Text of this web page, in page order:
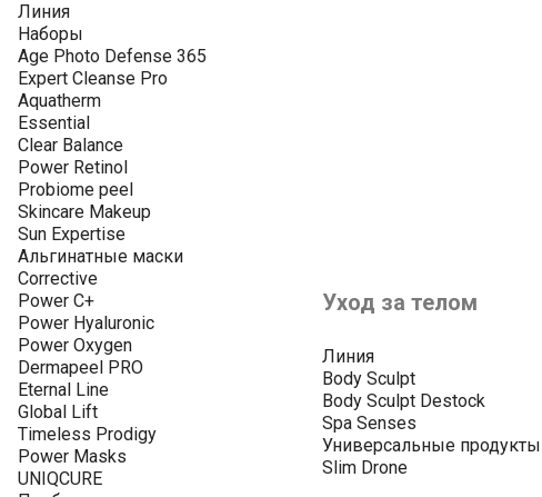
Линия
Наборы
Age Photo Defense 365
Expert Cleanse Pro
Aquatherm
Essential
Clear Balance
Power Retinol
Probiome peel
Skincare Makeup
Sun Expertise
Альгинатные маски
Corrective
Power C+
Power Hyaluronic
Power Oxygen
Dermapeel PRO
Eternal Line
Global Lift
Timeless Prodigy
Power Masks
UNIQCURE
Уход за телом
Линия
Body Sculpt
Body Sculpt Destock
Spa Senses
Универсальные продукты
Slim Drone